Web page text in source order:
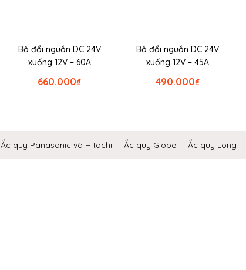
Bộ đổi nguồn DC 24V
xuống 12V – 60A
₫
660.000
Bộ đổi nguồn DC 24V
xuống 12V – 45A
₫
490.000
Ắc quy Panasonic và Hitachi Ắc quy Globe Ắc quy Long